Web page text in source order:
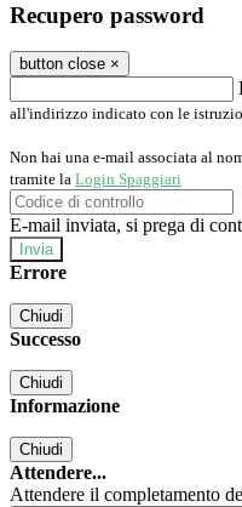
Recupero password
button close ×
all'indirizzo indicato con le
Non hai una e-mail associata al
tramite la Login Spaggiari
E-mail inviata, si prega di
Errore
Chiudi
Successo
Chiudi
Informazione
Chiudi
Attendere...
Attendere il completamento